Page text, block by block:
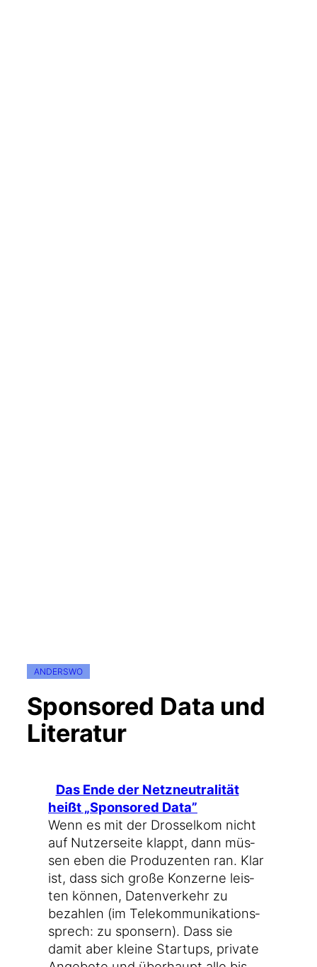
ANDERSWO
Sponsored Data und
Literatur
Das Ende der Netz­neu­tra­li­tät
heißt „Spon­so­red Data”
Wenn es mit der Dros­sel­kom nicht
auf Nut­zer­sei­te klappt, dann müs­
sen eben die Pro­du­zen­ten ran. Klar
ist, dass sich gro­ße Kon­zer­ne leis­
ten kön­nen, Daten­ver­kehr zu
bezah­len (im Tele­kom­mu­ni­ka­ti­ons­
sprech: zu spon­sern). Dass sie
damit aber klei­ne Start­ups, pri­va­te